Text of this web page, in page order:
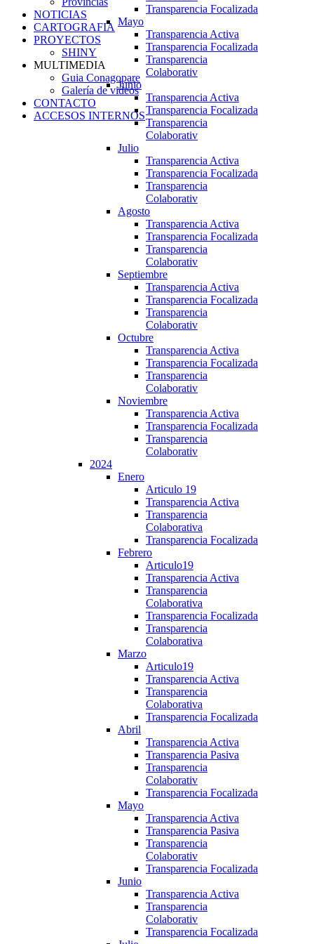
Transparencia Focalizada
Mayo
Transparencia Activa
Transparencia Focalizada
Transparencia
Colaborativ
Junio
Transparencia Activa
Transparencia Focalizada
Transparencia
Colaborativ
Julio
Transparencia Activa
Transparencia Focalizada
Transparencia
Colaborativ
Agosto
Transparencia Activa
Transparencia Focalizada
Transparencia
Colaborativ
Septiembre
Transparencia Activa
Transparencia Focalizada
Transparencia
Colaborativ
Octubre
Transparencia Activa
Transparencia Focalizada
Transparencia
Colaborativ
Noviembre
Transparencia Activa
Transparencia Focalizada
Transparencia
Colaborativ
2024
Enero
Articulo 19
Transparencia Activa
Transparencia
Colaborativa
Transparencia Focalizada
Febrero
Articulo19
Transparencia Activa
Transparencia
Colaborativa
Transparencia Focalizada
Transparencia
Colaborativa
Marzo
Articulo19
Transparencia Activa
Transparencia
Colaborativa
Transparencia Focalizada
Abril
Transparencia Activa
Transparencia Pasiva
Transparencia
Colaborativ
Transparencia Focalizada
Mayo
Transparencia Activa
Transparencia Pasiva
Transparencia
Colaborativ
Transparencia Focalizada
Junio
Transparencia Activa
Transparencia
Colaborativ
Transparencia Focalizada
NOTICIAS
CARTOGRAFIA
PROYECTOS
SHINY
MULTIMEDIA
Guia Conagopare
Galería de videos
CONTACTO
ACCESOS INTERNOS